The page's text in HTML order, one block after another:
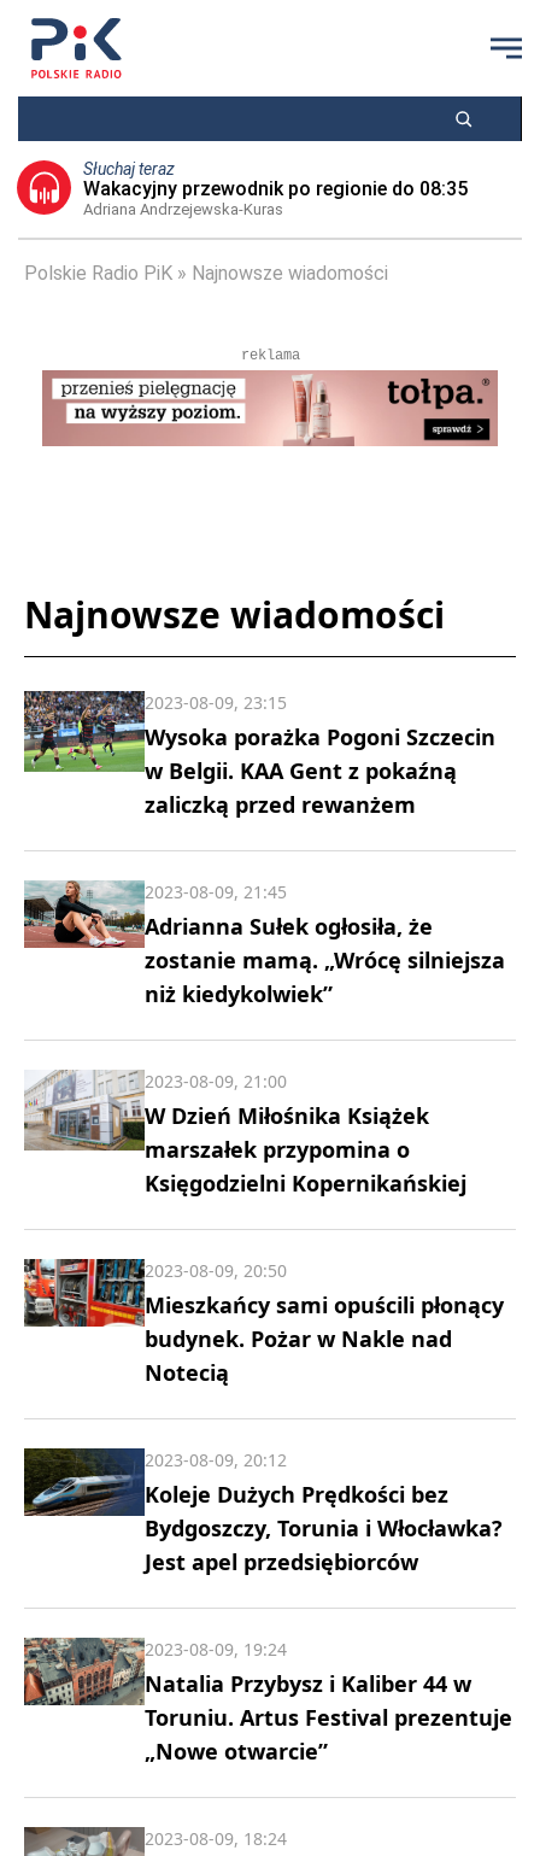
Słuchaj teraz
Wakacyjny przewodnik po regionie do 08:35
Adriana Andrzejewska-Kuras
Polskie Radio PiK Najnowsze wiadomości
reklama
Najnowsze wiadomości
Wysoka porażka Pogoni Szczecin
w Belgii. KAA Gent z pokaźną
zaliczką przed rewanżem
2023-08-09, 23:15
Adrianna Sułek ogłosiła, że
zostanie mamą. „Wrócę silniejsza
niż kiedykolwiek”
2023-08-09, 21:45
W Dzień Miłośnika Książek
marszałek przypomina o
Księgodzielni Kopernikańskiej
2023-08-09, 21:00
Mieszkańcy sami opuścili płonący
budynek. Pożar w Nakle nad
Notecią
2023-08-09, 20:50
Koleje Dużych Prędkości bez
Bydgoszczy, Torunia i Włocławka?
Jest apel przedsiębiorców
2023-08-09, 20:12
Natalia Przybysz i Kaliber 44 w
Toruniu. Artus Festival prezentuje
„Nowe otwarcie”
2023-08-09, 19:24
2023-08-09, 18:24